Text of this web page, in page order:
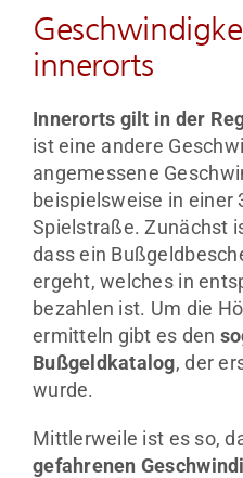
innerorts
Innerorts gilt in der
ist eine andere
angemessene
beispielsweise in einer
Spielstraße. Zunächst
dass ein
ergeht, welches in
bezahlen ist. Um die
ermitteln gibt es den
Bußgeldkatalog, der
wurde.
Mittlerweile ist es so,
gefahrenen